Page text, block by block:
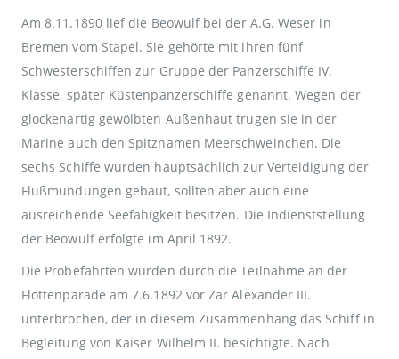
Am 8.11.1890 lief die Beowulf bei der A.G. Weser in
Bremen vom Stapel. Sie gehörte mit ihren fünf
Schwesterschiffen zur Gruppe der Panzerschiffe IV.
Klasse, später Küstenpanzerschiffe genannt. Wegen der
glockenartig gewölbten Außenhaut trugen sie in der
Marine auch den Spitznamen Meerschweinchen. Die
sechs Schiffe wurden hauptsächlich zur Verteidigung der
Flußmündungen gebaut, sollten aber auch eine
ausreichende Seefähigkeit besitzen. Die Indienststellung
der Beowulf erfolgte im April 1892.
Die Probefahrten wurden durch die Teilnahme an der
Flottenparade am 7.6.1892 vor Zar Alexander III.
unterbrochen, der in diesem Zusammenhang das Schiff in
Begleitung von Kaiser Wilhelm II. besichtigte. Nach